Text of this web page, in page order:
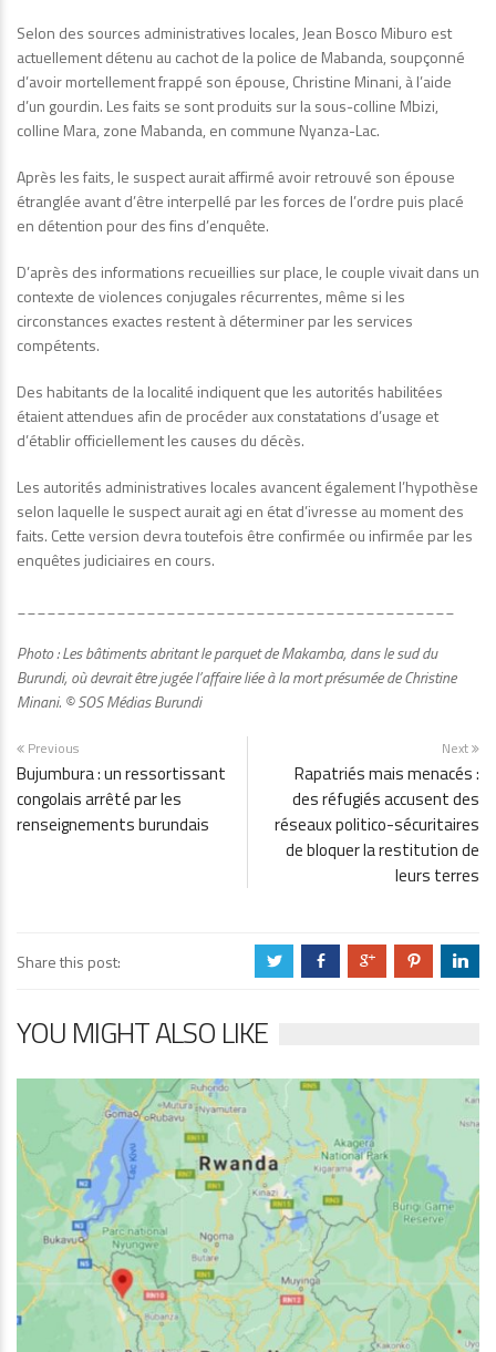
Selon des sources administratives locales, Jean Bosco Miburo est
actuellement détenu au cachot de la police de Mabanda, soupçonné
d’avoir mortellement frappé son épouse, Christine Minani, à l’aide
d’un gourdin. Les faits se sont produits sur la sous-colline Mbizi,
colline Mara, zone Mabanda, en commune Nyanza-Lac.
Après les faits, le suspect aurait affirmé avoir retrouvé son épouse
étranglée avant d’être interpellé par les forces de l’ordre puis placé
en détention pour des fins d’enquête.
D’après des informations recueillies sur place, le couple vivait dans un
contexte de violences conjugales récurrentes, même si les
circonstances exactes restent à déterminer par les services
compétents.
Des habitants de la localité indiquent que les autorités habilitées
étaient attendues afin de procéder aux constatations d’usage et
d’établir officiellement les causes du décès.
Les autorités administratives locales avancent également l’hypothèse
selon laquelle le suspect aurait agi en état d’ivresse au moment des
faits. Cette version devra toutefois être confirmée ou infirmée par les
enquêtes judiciaires en cours.
Photo :Les bâtiments abritant le parquet de Makamba, dans le sud du
Burundi, où devrait être jugée l’affaire liée à la mort présumée de Christine
Minani. © SOS Médias Burundi
Previous
Bujumbura : un ressortissant
congolais arrêté par les
renseignements burundais
Next
Rapatriés mais menacés :
des réfugiés accusent des
réseaux politico-sécuritaires
de bloquer la restitution de
leurs terres
Share this post: a b c d j
YOU MIGHT ALSO LIKE